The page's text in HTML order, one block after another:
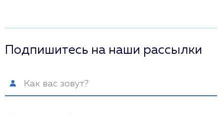
Подпишитесь на наши рассылки